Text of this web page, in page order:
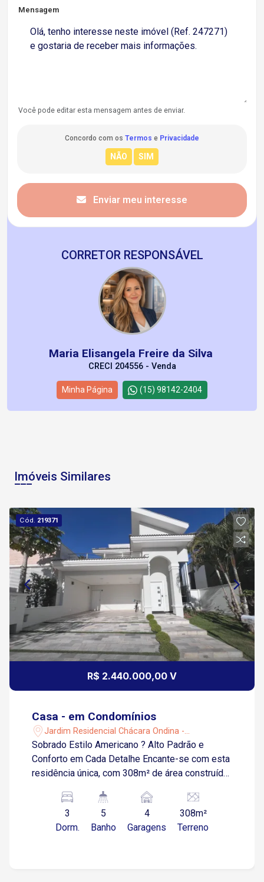
Mensagem
Você pode editar esta mensagem antes de enviar.
Concordo com os Termos e Privacidade
Enviar meu interesse
CORRETOR RESPONSÁVEL
Maria Elisangela Freire da Silva
CRECI 204556 - Venda
Minha Página (15) 98142-2404
Imóveis Similares
Cód. 219371
R$ 2.440.000,00 V
Casa - em Condomínios
Jardim Residencial Chácara Ondina -
Sorocaba/SP
Sobrado Estilo Americano ? Alto Padrão e
Conforto em Cada Detalhe Encante-se com esta
residência única, com 308m² de área construída
Americano , que une elegância, funcionalidade e
tecnologia em um só lugar. São 3 suítes, sendo
uma no pavimento térreo ? ideal para
3
Dorm.
5
Banho
4
Garagens
308m²
Terreno